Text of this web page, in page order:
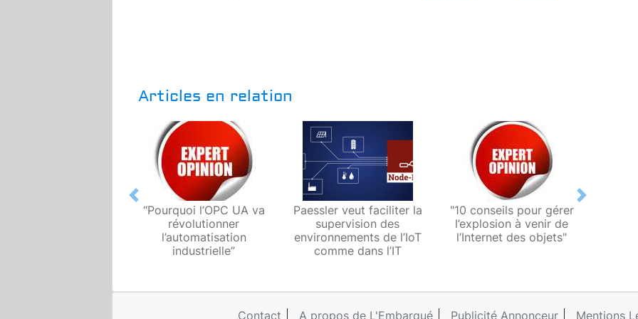
Articles en relation
“Pourquoi l’OPC UA va
révolutionner
l’automatisation
industrielle”
Paessler veut faciliter la
supervision des
environnements de l’IoT
comme dans l’IT
"10 conseils pour gérer
l’explosion à venir de
l’Internet des objets"
Previous Next
Contact A propos de L'Embarqué Publicité Annonceur Mentions